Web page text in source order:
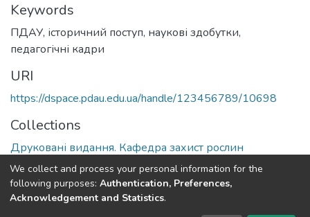
Keywords
ПДАУ, історичний поступ, наукові здобутки,
педагогічні кадри
URI
https://dspace.pdau.edu.ua/handle/123456789/10698
Collections
Друковані видання. Кафедра захист рослин
Full item page
We collect and process your personal information for the
following purposes: Authentication, Preferences,
Acknowledgement and Statistics.